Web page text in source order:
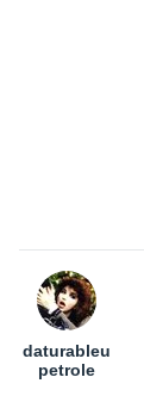
daturableu
petrole